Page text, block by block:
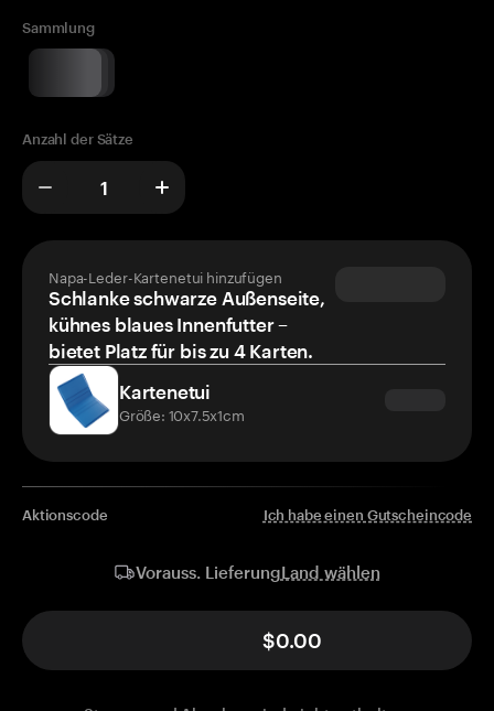
Sammlung
Anzahl der Sätze
Napa-Leder-Kartenetui hinzufügen
Schlanke schwarze Außenseite,
kühnes blaues Innenfutter –
bietet Platz für bis zu 4 Karten.
Kartenetui
Größe: 10x7.5x1cm
Aktionscode Ich habe einen Gutscheincode
Vorauss. LieferungLand wählen
$0.00